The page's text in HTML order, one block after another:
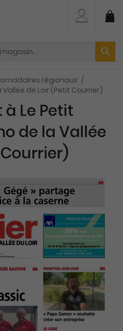
contenu
régionaux
Vallée de Loir (Petit Courrier)
Le Petit
de la Vallée